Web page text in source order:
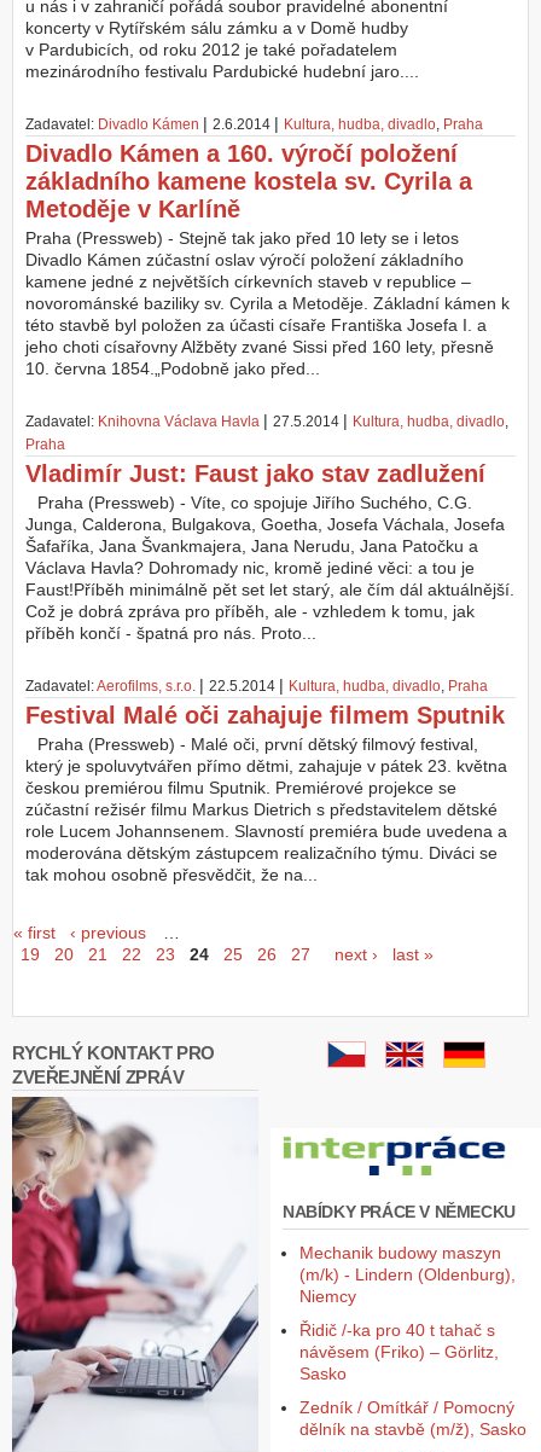
u nás i v zahraničí pořádá soubor pravidelné abonentní
koncerty v Rytířském sálu zámku a v Domě hudby
v Pardubicích, od roku 2012 je také pořadatelem
mezinárodního festivalu Pardubické hudební jaro....
Zadavatel: Divadlo Kámen | 2.6.2014 | Kultura, hudba, divadlo, Praha
Divadlo Kámen a 160. výročí položení
základního kamene kostela sv. Cyrila a
Metoděje v Karlíně
Praha (Pressweb) - Stejně tak jako před 10 lety se i letos
Divadlo Kámen zúčastní oslav výročí položení základního
kamene jedné z největších církevních staveb v republice –
novorománské baziliky sv. Cyrila a Metoděje. Základní kámen k
této stavbě byl položen za účasti císaře Františka Josefa I. a
jeho choti císařovny Alžběty zvané Sissi před 160 lety, přesně
10. června 1854.„Podobně jako před...
Zadavatel: Knihovna Václava Havla | 27.5.2014 | Kultura, hudba, divadlo,
Praha
Vladimír Just: Faust jako stav zadlužení
Praha (Pressweb) - Víte, co spojuje Jiřího Suchého, C.G.
Junga, Calderona, Bulgakova, Goetha, Josefa Váchala, Josefa
Šafaříka, Jana Švankmajera, Jana Nerudu, Jana Patočku a
Václava Havla? Dohromady nic, kromě jediné věci: a tou je
Faust!Příběh minimálně pět set let starý, ale čím dál aktuálnější.
Což je dobrá zpráva pro příběh, ale - vzhledem k tomu, jak
příběh končí - špatná pro nás. Proto...
Zadavatel:Aerofilms, s.r.o. | 22.5.2014 | Kultura, hudba, divadlo, Praha
Festival Malé oči zahajuje filmem Sputnik
Praha (Pressweb) - Malé oči, první dětský filmový festival,
který je spoluvytvářen přímo dětmi, zahajuje v pátek 23. května
českou premiérou filmu Sputnik. Premiérové projekce se
zúčastní režisér filmu Markus Dietrich s představitelem dětské
role Lucem Johannsenem. Slavností premiéra bude uvedena a
moderována dětským zástupcem realizačního týmu. Diváci se
tak mohou osobně přesvědčit, že na...
Seiten
« first ‹ previous
…
19
20 21 22 23 24 25 26 27 next › last »
RYCHLÝ KONTAKT PRO
ZVEŘEJNĚNÍ ZPRÁV
NABÍDKY PRÁCE V NĚMECKU
Mechanik budowy maszyn
(m/k) - Lindern (Oldenburg),
Niemcy
Řidič /-ka pro 40 t tahač s
návěsem (Friko) – Görlitz,
Sasko
Zedník / Omítkář / Pomocný
dělník na stavbě (m/ž), Sasko